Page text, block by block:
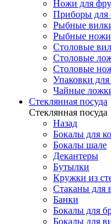
Ножи для
Приборы для
Рыбные
Рыбные ножи
Столовые
Столовые
Столовые
Упаковки
Чайные
Стеклянная посуда
Стеклянная посуда
Назад
Бокалы для
Бокалы шале
Декантеры
Бутылки
Кружки из
Стаканы для
Банки
Бокалы для
Бокалы для